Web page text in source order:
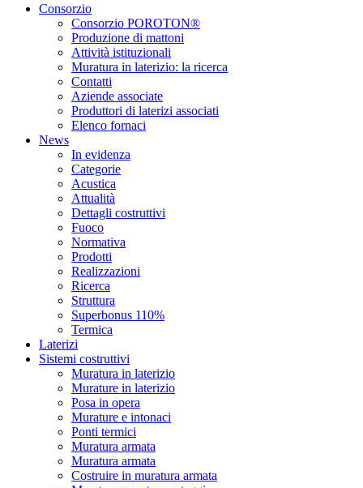
Consorzio
Consorzio POROTON®
Produzione di mattoni
Attività istituzionali
Muratura in laterizio: la ricerca
Contatti
Aziende associate
Produttori di laterizi associati
Elenco fornaci
News
In evidenza
Categorie
Acustica
Attualità
Dettagli costruttivi
Fuoco
Normativa
Prodotti
Realizzazioni
Ricerca
Struttura
Superbonus 110%
Termica
Laterizi
Sistemi costruttivi
Muratura in laterizio
Murature in laterizio
Posa in opera
Murature e intonaci
Ponti termici
Muratura armata
Muratura armata
Costruire in muratura armata